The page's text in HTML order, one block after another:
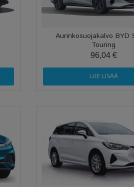
Aurinkosuojakalvo BYD
Touring
96,04 €
LUE LISÄÄ